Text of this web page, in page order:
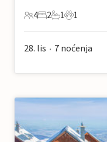
4 Gosti
4
2 Spavaće sobe
2
1 Kupaonica
1
1 Kućni
1
28. lis • 7 noćenja